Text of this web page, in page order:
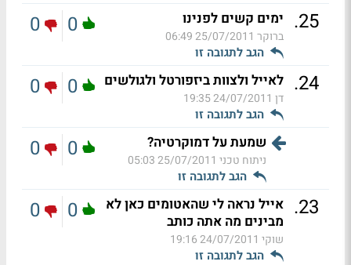
25
. ימים קשים לפנינו
ברוקר 25/07/2011 06:49
הגב לתגובה זו
0
0
24
. לאייל ולצוות ביזפורטל ולגולשים
דן 24/07/2011 19:35
הגב לתגובה זו
0
0
שמעת על דמוקרטיה?
ניתוח טכני 25/07/2011 05:03
הגב לתגובה זו
0
0
23
. אייל נראה לי שהאטומים כאן לא
מבינים מה אתה כותב
שוקי 24/07/2011 19:16
הגב לתגובה זו
0
0